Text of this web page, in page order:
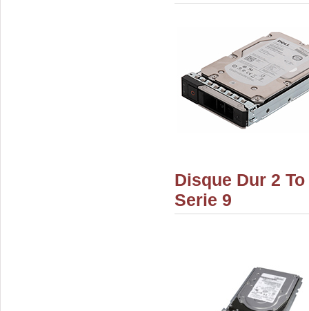
Disque Dur 2
Serie 9